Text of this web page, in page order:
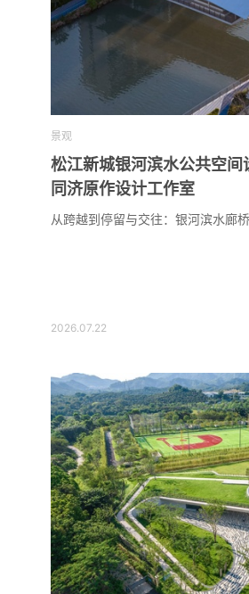
景观
松江新城银河滨水公共空
同济原作设计工作室
从跨越到停留与交往：银河滨水廊
2026.07.22